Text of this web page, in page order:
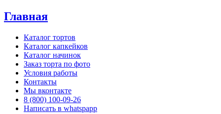
Главная
Каталог тортов
Каталог капкейков
Каталог начинок
Заказ торта по фото
Условия работы
Контакты
Мы вконтакте
8 (800) 100-09-26
Написать в whatspapp